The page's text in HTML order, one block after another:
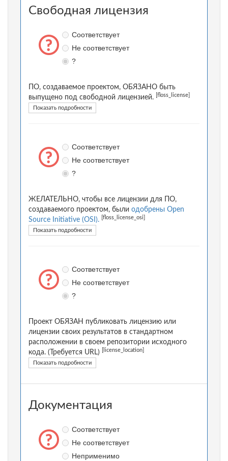
Свободная лицензия
Соответствует
Не соответствует
?
ПО, создаваемое проектом, ОБЯЗАНО быть
выпущено под свободной лицензией.
[floss_license]
Показать подробности
Соответствует
Не соответствует
?
ЖЕЛАТЕЛЬНО, чтобы все лицензии для ПО,
создаваемого проектом, были одобрены Open
Source Initiative (OSI).
[floss_license_osi]
Показать подробности
Соответствует
Не соответствует
?
Проект ОБЯЗАН публиковать лицензию или
лицензии своих результатов в стандартном
расположении в своем репозитории исходного
кода. (Требуется URL)
[license_location]
Показать подробности
Документация
Соответствует
Не соответствует
Неприменимо